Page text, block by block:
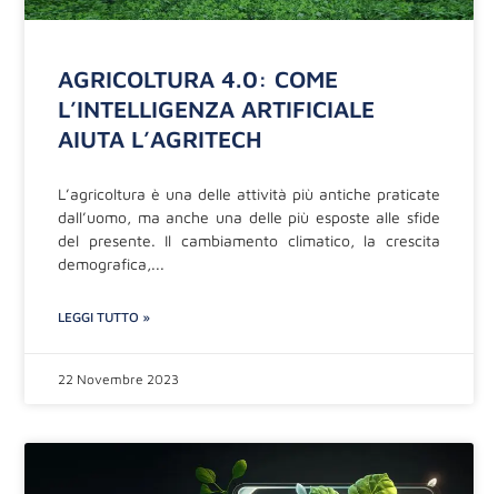
AGRICOLTURA 4.0: COME
L’INTELLIGENZA ARTIFICIALE
AIUTA L’AGRITECH
L’agricoltura è una delle attività più antiche praticate
dall’uomo, ma anche una delle più esposte alle sfide
del presente. Il cambiamento climatico, la crescita
demografica,
LEGGI TUTTO »
22 Novembre 2023